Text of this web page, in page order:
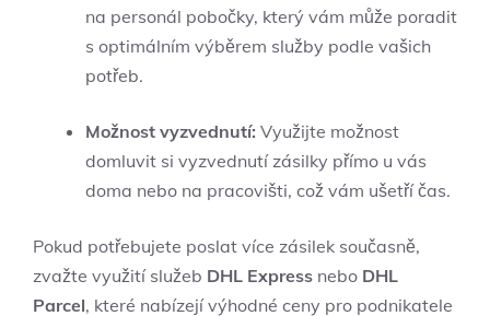
na personál pobočky, který vám může poradit
s optimálním výběrem služby podle vašich
potřeb.
Možnost vyzvednutí: Využijte možnost
domluvit si vyzvednutí zásilky přímo u vás
doma nebo na pracovišti, což vám ušetří čas.
Pokud potřebujete poslat více zásilek současně,
zvažte využití služeb DHL Express nebo DHL
Parcel, které nabízejí výhodné ceny pro podnikatele